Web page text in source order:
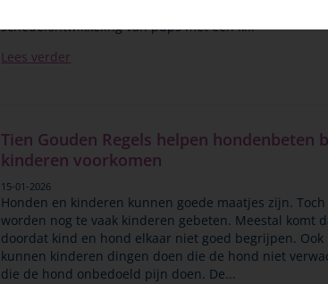
schedelontwikkeling van pups met een k...
Lees verder
Tien Gouden Regels helpen hondenbeten
kinderen voorkomen
15-01-2026
Honden en kinderen kunnen goede maatjes zijn. Toch
worden nog te vaak kinderen gebeten. Meestal komt
doordat kind en hond elkaar niet goed begrijpen. Ook
kunnen kinderen dingen doen die de hond niet
die de hond onbedoeld pijn doen. De...